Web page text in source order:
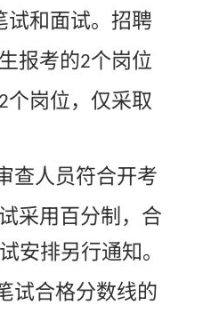
试和面试。招聘
报考的2个岗位
2个岗位，仅采取
查人员符合开考
采用百分制，合
安排另行通知。
试合格分数线的